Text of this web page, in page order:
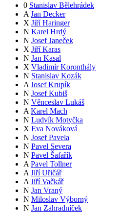
0 Stanislav Bělehrádek
A Jan Decker
X Jiří Haringer
N Karel Hrdý
N Josef Janeček
X Jiří Karas
N Jan Kasal
X Vladimír Koronthály
N Stanislav Kozák
A Josef Krupík
N Josef Kubiš
N Věnceslav Lukáš
A Karel Mach
N Ludvík Motyčka
X Eva Nováková
N Josef Pavela
N Pavel Severa
N Pavel Šafařík
A Pavel Tollner
A Jiří Uřičář
A Jiří Vačkář
N Jan Vraný
N Miloslav Výborný
N Jan Zahradníček